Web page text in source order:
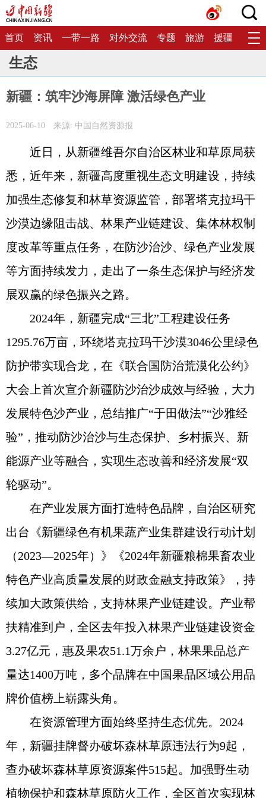
首页 资讯 一带一路 对外交流 专题 旅游 援疆 生态
生态
新疆：筑牢沙海屏障 激活绿色产业
2025-06-10 来源: 中国自然资源报
近日，从新疆维吾尔自治区林业和草原局获
悉，近年来，新疆高度重视生态文明建设，持续
加强生态修复和林草资源监管，部署塔克拉玛干
沙漠边缘阻击战、林果产业链建设、集体林权制
度改革等重点任务，在防沙治沙、绿色产业发展
等方面持续发力，走出了一条生态保护与经济发
展双赢的绿色振兴之路。
2024年，新疆完成“三北”工程建设任务
1295.76万亩，环绕塔克拉玛干沙漠3046公里绿色
防护带实现合龙，在《联合国防治荒漠化公约》
大会上首次宣介新疆防沙治沙成效与经验，大力
发展特色沙产业，总结推广“于田做法”“沙雅经
验”，推动防沙治沙与生态保护、乡村振兴、新
能源产业等融合，实现生态改善和经济发展“双
轮驱动”。
在产业发展方面打造特色品牌，自治区研究
出台《新疆绿色有机果蔬产业集群建设行动计划
（2023—2025年）》《2024年新疆粮棉果畜农业
特色产业高质量发展的财政金融支持政策》，持
续加大政策供给，支持林果产业链建设。产业帮
扶精准到户，全区去年投入林果产业链建设资金
3.27亿元，惠及果农51.1万余户，林果果品总产
量达1400万吨，多个品牌在中国果品区域公用品
牌价值榜上崭露头角。
在资源管理方面始终坚持生态优先。2024
年，新疆挂牌督办破坏森林草原违法行为9起，
查办破坏森林草原资源案件515起。加强野生动
植物保护和森林草原防火工作，全区首次实现林